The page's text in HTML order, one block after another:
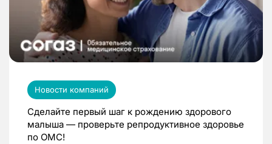
Новости компаний
Сделайте первый шаг к рождению здорового
малыша — проверьте репродуктивное здоровье
по ОМС!